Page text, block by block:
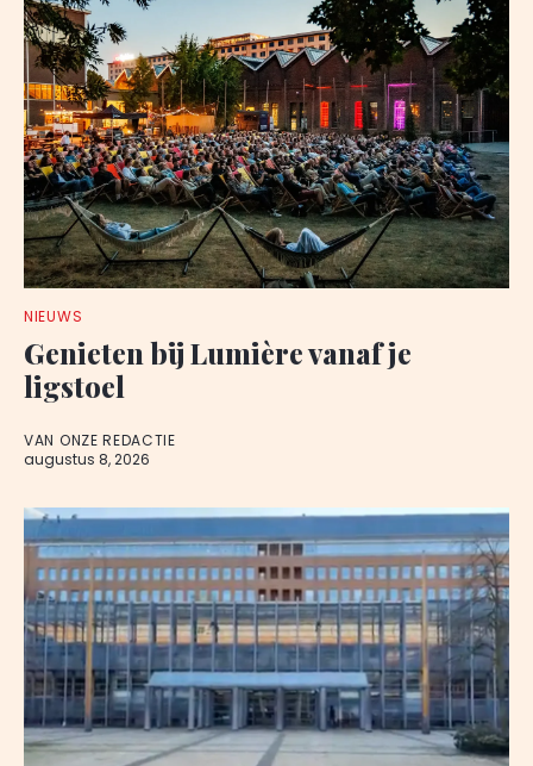
NIEUWS
Genieten bij Lumière vanaf je
ligstoel
VAN ONZE REDACTIE
augustus 8, 2026